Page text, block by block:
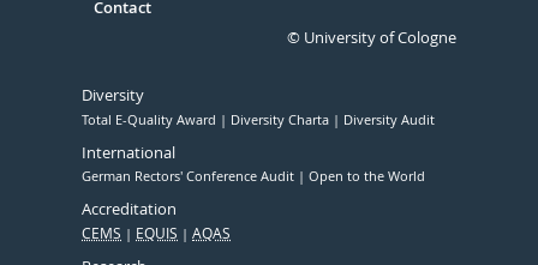
Contact
© University of Cologne
Diversity
Total E-Quality Award Diversity Charta Diversity Audit
International
German Rectors' Conference Audit Open to the World
Accreditation
CEMS EQUIS AQAS